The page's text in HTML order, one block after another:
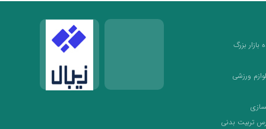
بزرگ
ورزشی
تربیت بدنی